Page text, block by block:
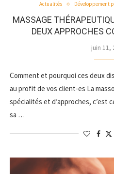
Actualités Développement
MASSAGE
DEUX APPROCHES
juin 11,
Comment et pourquoi ces deux
au profit de vos client-es La
spécialités et d’approches, c’est
sa …